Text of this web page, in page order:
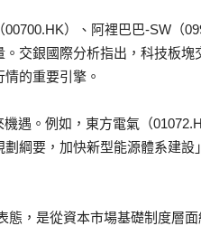
）、阿裡巴巴-SW（
交銀國際分析指出，科技板
的重要引擎。
遇。例如，東方電氣（
綱要，加快新型能源體系建設
態，是從資本市場基礎制度層